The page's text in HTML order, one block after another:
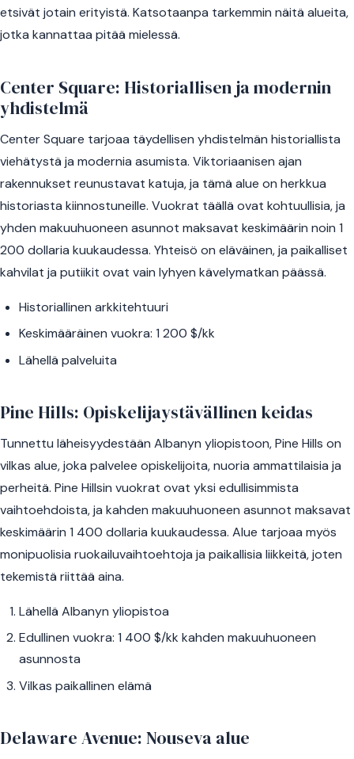
etsivät jotain erityistä. Katsotaanpa tarkemmin näitä alueita,
jotka kannattaa pitää mielessä.
Center Square: Historiallisen ja modernin
yhdistelmä
Center Square tarjoaa täydellisen yhdistelmän historiallista
viehätystä ja modernia asumista. Viktoriaanisen ajan
rakennukset reunustavat katuja, ja tämä alue on herkkua
historiasta kiinnostuneille. Vuokrat täällä ovat kohtuullisia, ja
yhden makuuhuoneen asunnot maksavat keskimäärin noin 1
200 dollaria kuukaudessa. Yhteisö on eläväinen, ja paikalliset
kahvilat ja putiikit ovat vain lyhyen kävelymatkan päässä.
Historiallinen arkkitehtuuri
Keskimääräinen vuokra: 1 200 $/kk
Lähellä palveluita
Pine Hills: Opiskelijaystävällinen keidas
Tunnettu läheisyydestään Albanyn yliopistoon, Pine Hills on
vilkas alue, joka palvelee opiskelijoita, nuoria ammattilaisia ja
perheitä. Pine Hillsin vuokrat ovat yksi edullisimmista
vaihtoehdoista, ja kahden makuuhuoneen asunnot maksavat
keskimäärin 1 400 dollaria kuukaudessa. Alue tarjoaa myös
monipuolisia ruokailuvaihtoehtoja ja paikallisia liikkeitä, joten
tekemistä riittää aina.
Lähellä Albanyn yliopistoa
Edullinen vuokra: 1 400 $/kk kahden makuuhuoneen
asunnosta
Vilkas paikallinen elämä
Delaware Avenue: Nouseva alue